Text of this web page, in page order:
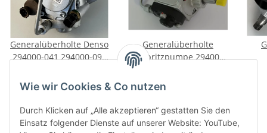
Wie wir Cookies & Co nutzen
Durch Klicken auf „Alle akzeptieren“ gestatten Sie den
Einsatz folgender Dienste auf unserer Website: YouTube,
Generalüberholte Denso
294000-041 294000-095
Transit 2.4TDCi &
3.2TDCi
Generalüberholte
Einspritzpumpe 294000-
047 für Nissan Almera II
Primera X-Trail 4x4 Tino